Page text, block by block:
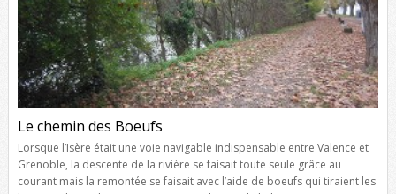
Le chemin des Boeufs
Lorsque l’Isère était une voie navigable indispensable entre Valence et
Grenoble, la descente de la rivière se faisait toute seule grâce au
courant mais la remontée se faisait avec l’aide de boeufs qui tiraient les